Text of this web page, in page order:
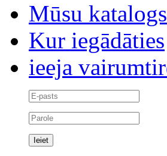
Mūsu katalogs
Kur iegādāties
ieeja